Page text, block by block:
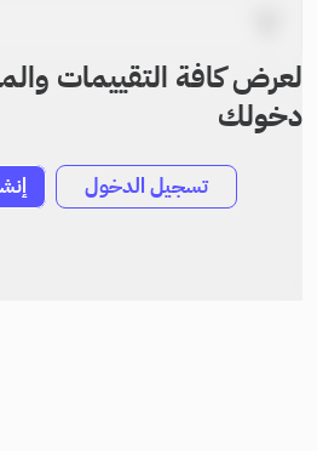
لعرض كافة التقييمات
دخولك
تسجيل الدخول